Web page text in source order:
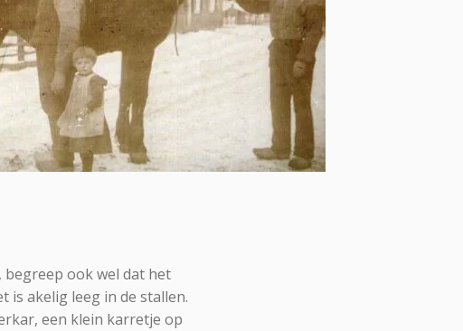
begreep ook wel dat het
is akelig leeg in de stallen.
een klein karretje op